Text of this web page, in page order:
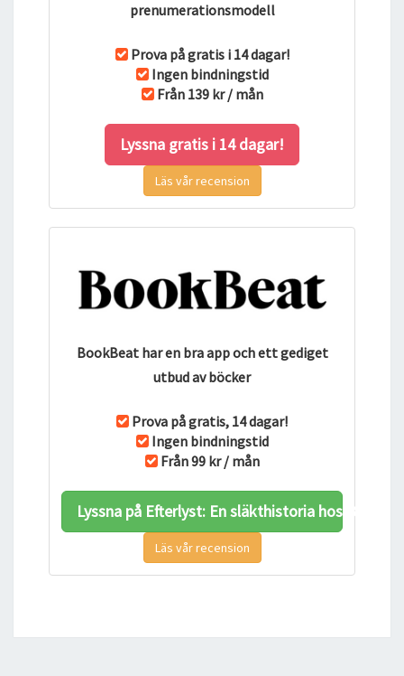
prenumerationsmodell
Prova på gratis i 14 dagar!
Ingen bindningstid
Från 139 kr / mån
Lyssna gratis i 14 dagar!
Läs vår recension
BookBeat har en bra app och ett gediget
utbud av böcker
Prova på gratis, 14 dagar!
Ingen bindningstid
Från 99 kr / mån
Lyssna på Efterlyst: En släkthistoria hos
Läs vår recension